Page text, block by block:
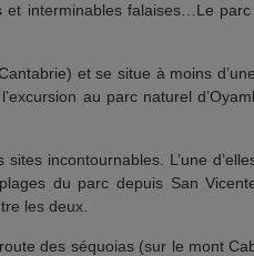
et interminables falaises…Le parc
et se situe à moins
au parc naturel
incontournables. L’une
du parc depuis San
les deux.
des séquoias (sur le mont